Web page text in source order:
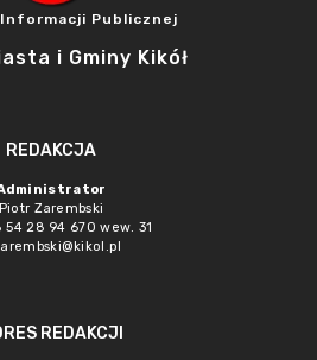
Publicznej
i Gminy Kikół
REDAKCJA
Piotr Zarembski
54 28 94 670 wew. 31
REDAKCJI